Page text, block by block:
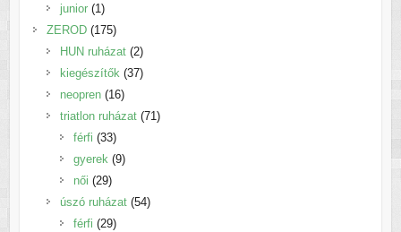
junior 11
termék
ZEROD 175175
termék
HUN ruházat 22
termék
kiegészítők 3737
neopren 1616
termék
triatlon ruházat 7171
férfi 3333
termék
gyerek 99
női 2929
termék
úszó ruházat 5454
férfi 2929